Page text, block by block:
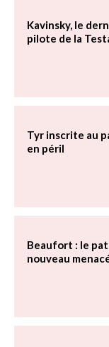
Kavinsky, le
pilote de la
Tyr inscrite au
en péril
Beaufort : le
nouveau